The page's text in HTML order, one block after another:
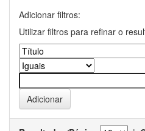
Adicionar filtros:
Utilizar filtros para refinar o